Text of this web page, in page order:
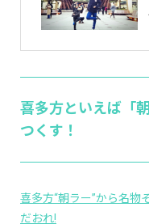
喜多方といえば「
つくす！
喜多方“朝ラー”から名物
だおれ!